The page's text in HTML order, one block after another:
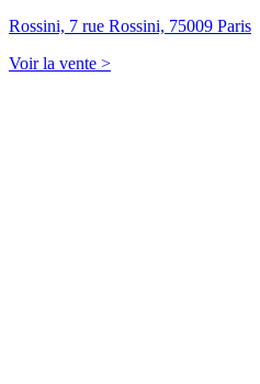
Rossini, 7 rue Rossini, 75009 Paris
Voir la vente >